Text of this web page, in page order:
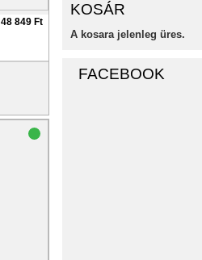
48 849 Ft
KOSÁR
A kosara jelenleg üres.
FACEBOOK